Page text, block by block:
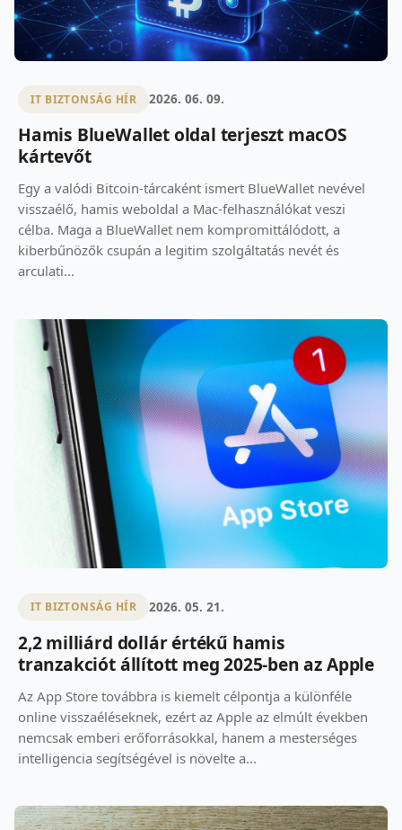
IT BIZTONSÁG HÍR 2026. 06. 09.
Hamis BlueWallet oldal terjeszt macOS
kártevőt
Egy a valódi Bitcoin-tárcaként ismert BlueWallet nevével
visszaélő, hamis weboldal a Mac-felhasználókat veszi
célba. Maga a BlueWallet nem kompromittálódott, a
kiberbűnözők csupán a legitim szolgáltatás nevét és
arculati...
IT BIZTONSÁG HÍR 2026. 05. 21.
2,2 milliárd dollár értékű hamis
tranzakciót állított meg 2025-ben az Apple
Az App Store továbbra is kiemelt célpontja a különféle
online visszaéléseknek, ezért az Apple az elmúlt években
nemcsak emberi erőforrásokkal, hanem a mesterséges
intelligencia segítségével is növelte a...